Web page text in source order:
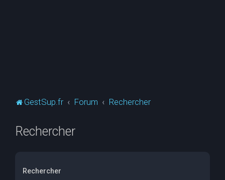
GestSup.fr Forum Rechercher
Rechercher
Rechercher